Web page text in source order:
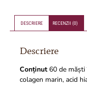
DESCRIERE RECENZII (0)
Descriere
Conținut60 de măști
colagen marin, acid